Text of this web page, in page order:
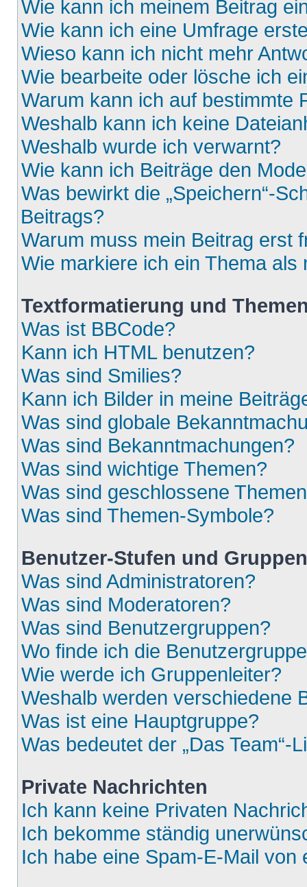
Wie kann ich meinem Beitrag
Wie kann ich eine Umfrage
Wieso kann ich nicht mehr
Wie bearbeite oder lösche ich
Warum kann ich auf bestimmte
Weshalb kann ich keine
Weshalb wurde ich verwarnt?
Wie kann ich Beiträge den
Was bewirkt die „Speichern“-
Beitrags?
Warum muss mein Beitrag erst
Wie markiere ich ein Thema als
Textformatierung und
Was ist BBCode?
Kann ich HTML benutzen?
Was sind Smilies?
Kann ich Bilder in meine
Was sind globale
Was sind Bekanntmachungen?
Was sind wichtige Themen?
Was sind geschlossene
Was sind Themen-Symbole?
Benutzer-Stufen und Gruppen
Was sind Administratoren?
Was sind Moderatoren?
Was sind Benutzergruppen?
Wo finde ich die
Wie werde ich Gruppenleiter?
Weshalb werden verschiedene
Was ist eine Hauptgruppe?
Was bedeutet der „Das Team“-
Private Nachrichten
Ich kann keine Privaten
Ich bekomme ständig
Ich habe eine Spam-E-Mail